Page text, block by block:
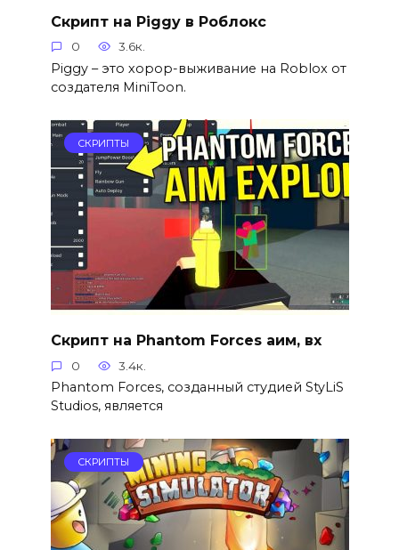
Скрипт на Piggy в Роблокс
0 3.6к.
Piggy – это хорор-выживание на Roblox от
создателя MiniToon.
СКРИПТЫ
Скрипт на Phantom Forces аим, вх
0 3.4к.
Phantom Forces, созданный студией StyLiS
Studios, является
СКРИПТЫ